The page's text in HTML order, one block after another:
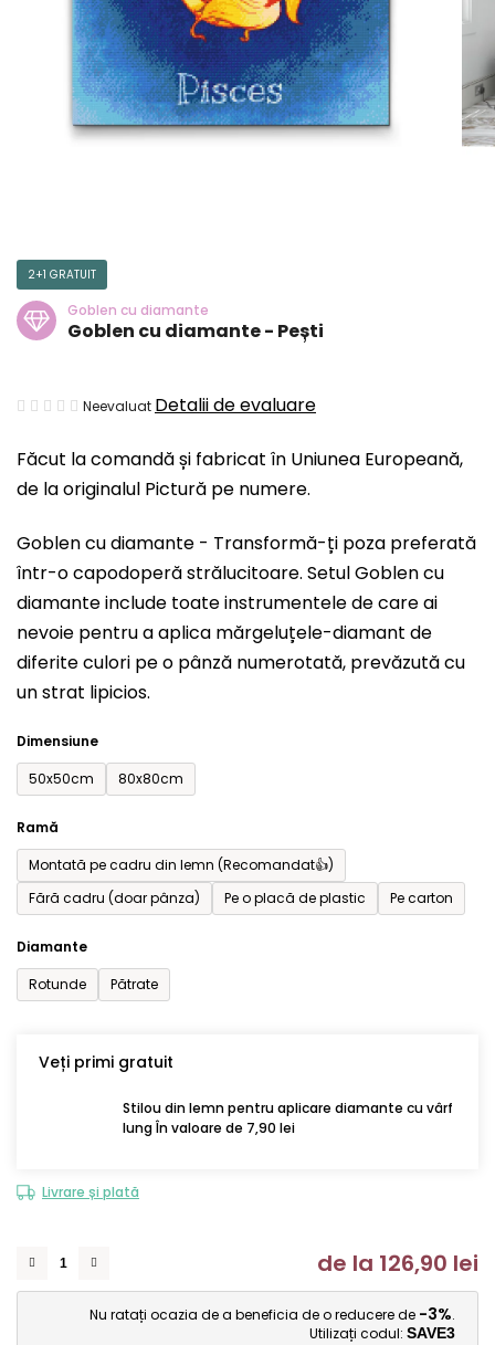
Făcut la comandă și fabricat în Uniunea Europeană,
de la originalul Pictură pe numere.
Goblen cu diamante - Transformă-ți poza preferată
într-o capodoperă strălucitoare. SetulGoblen cu
diamante include toate instrumentele de care ai
nevoie pentru a aplica mărgeluțele-diamant de
diferite culori pe o pânză numerotată, prevăzută cu
un strat lipicios.
Dimensiune
50x50cm
80x80cm
Ramă
Montată pe cadru din lemn (Recomandat👍)
Fără cadru (doar pânza)
Pe o placă de plastic Pe carton
Diamante
Rotunde
Pătrate
Veți primi gratuit
Stilou din lemn pentru aplicare diamante cu vârf
lung În valoare de 7,90 lei
Livrare și plată
de la 126,90 lei
Nu ratați ocazia de a beneficia de o reducere de -3%.
Utilizați codul: SAVE3
2+1 GRATUIT
Goblen cu diamante
Goblen cu diamante - Pești
Evaluarea
a
produsului
0,0
din
5
stele.
Neevaluat Detalii de evaluare